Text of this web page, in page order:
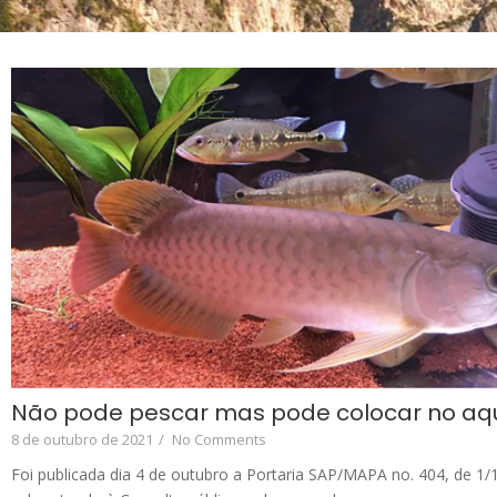
Não pode pescar mas pode colocar no
8 de outubro de 2021 / No Comments
Foi publicada dia 4 de outubro a Portaria SAP/MAPA no. 404, de 1/